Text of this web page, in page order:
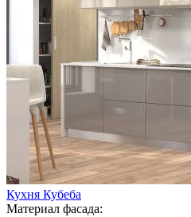
Кухня Кубеба
Материал фасада: